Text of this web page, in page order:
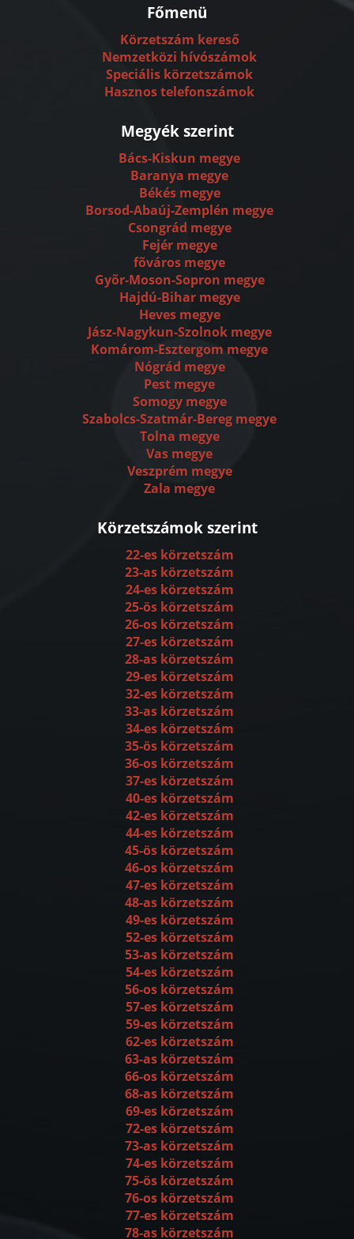
Főmenü
Körzetszám kereső
Nemzetközi hívószámok
Speciális körzetszámok
Hasznos telefonszámok
Megyék szerint
Bács-Kiskun megye
Baranya megye
Békés megye
Borsod-Abaúj-Zemplén megye
Csongrád megye
Fejér megye
fõváros megye
Gyõr-Moson-Sopron megye
Hajdú-Bihar megye
Heves megye
Jász-Nagykun-Szolnok megye
Komárom-Esztergom megye
Nógrád megye
Pest megye
Somogy megye
Szabolcs-Szatmár-Bereg megye
Tolna megye
Vas megye
Veszprém megye
Zala megye
Körzetszámok szerint
22-es körzetszám
23-as körzetszám
24-es körzetszám
25-ös körzetszám
26-os körzetszám
27-es körzetszám
28-as körzetszám
29-es körzetszám
32-es körzetszám
33-as körzetszám
34-es körzetszám
35-ös körzetszám
36-os körzetszám
37-es körzetszám
40-es körzetszám
42-es körzetszám
44-es körzetszám
45-ös körzetszám
46-os körzetszám
47-es körzetszám
48-as körzetszám
49-es körzetszám
52-es körzetszám
53-as körzetszám
54-es körzetszám
56-os körzetszám
57-es körzetszám
59-es körzetszám
62-es körzetszám
63-as körzetszám
66-os körzetszám
68-as körzetszám
69-es körzetszám
72-es körzetszám
73-as körzetszám
74-es körzetszám
75-ös körzetszám
76-os körzetszám
77-es körzetszám
78-as körzetszám